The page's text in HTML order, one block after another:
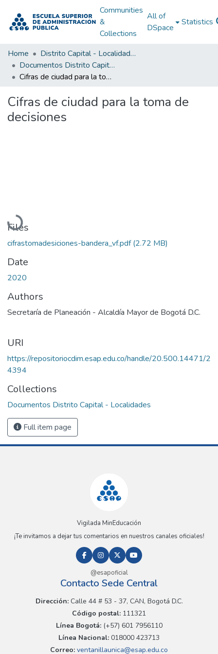
Communities
&
Collections
All of
DSpace
Statistics
Home
Distrito Capital - Localidades
Documentos Distrito Capital - Localidades
Cifras de ciudad para la toma de decisiones
Cifras de ciudad para la toma de
decisiones
Loading...
Files
cifrastomadesiciones-bandera_vf.pdf(2.72 MB)
Date
2020
Authors
Secretaría de Planeación - Alcaldía Mayor de Bogotá D.C.
URI
https://repositoriocdim.esap.edu.co/handle/20.500.14471/2
4394
Collections
Documentos Distrito Capital - Localidades
Full item page
Vigilada MinEducación
¡Te invitamos a dejar tus comentarios en nuestros canales oficiales!
@esapoficial
Contacto Sede Central
Dirección:Calle 44 # 53 - 37, CAN, Bogotá D.C.
Código postal: 111321
Línea Bogotá:(+57) 601 7956110
Línea Nacional: 018000 423713
Correo: ventanillaunica@esap.edu.co